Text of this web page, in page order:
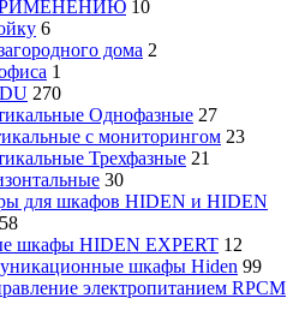
10
6
дома 2
1
270
Однофазные 27
с мониторингом 23
Трехфазные 21
30
для шкафов HIDEN и HIDEN
58
шкафы HIDEN EXPERT 12
шкафы Hiden 99
электропитанием RPCM